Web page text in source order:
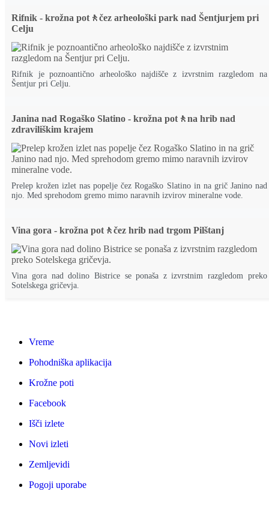
Rifnik - krožna pot🚶čez arheološki park nad Šentjurjem pri
Celju
Rifnik je poznoantično arheološko najdišče z izvrstnim razgledom na
Šentjur pri Celju.
Janina nad Rogaško Slatino - krožna pot🚶na hrib nad
zdraviliškim krajem
Prelep krožen izlet nas popelje čez Rogaško Slatino in na grič Janino nad
njo. Med sprehodom gremo mimo naravnih izvirov mineralne vode.
Vina gora - krožna pot🚶čez hrib nad trgom Pilštanj
Vina gora nad dolino Bistrice se ponaša z izvrstnim razgledom preko
Sotelskega gričevja.
Vreme
Pohodniška aplikacija
Krožne poti
Facebook
Išči izlete
Novi izleti
Zemljevidi
Pogoji uporabe